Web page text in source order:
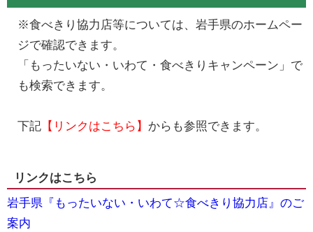
※食べきり協力店等については、岩手県のホームペー
ジで確認できます。
「もったいない・いわて・食べきりキャンペーン」で
も検索できます。
下記 【リンクはこちら】 からも参照できます。
リンクはこちら
岩手県『もったいない・いわて☆食べきり協力店』のご
案内